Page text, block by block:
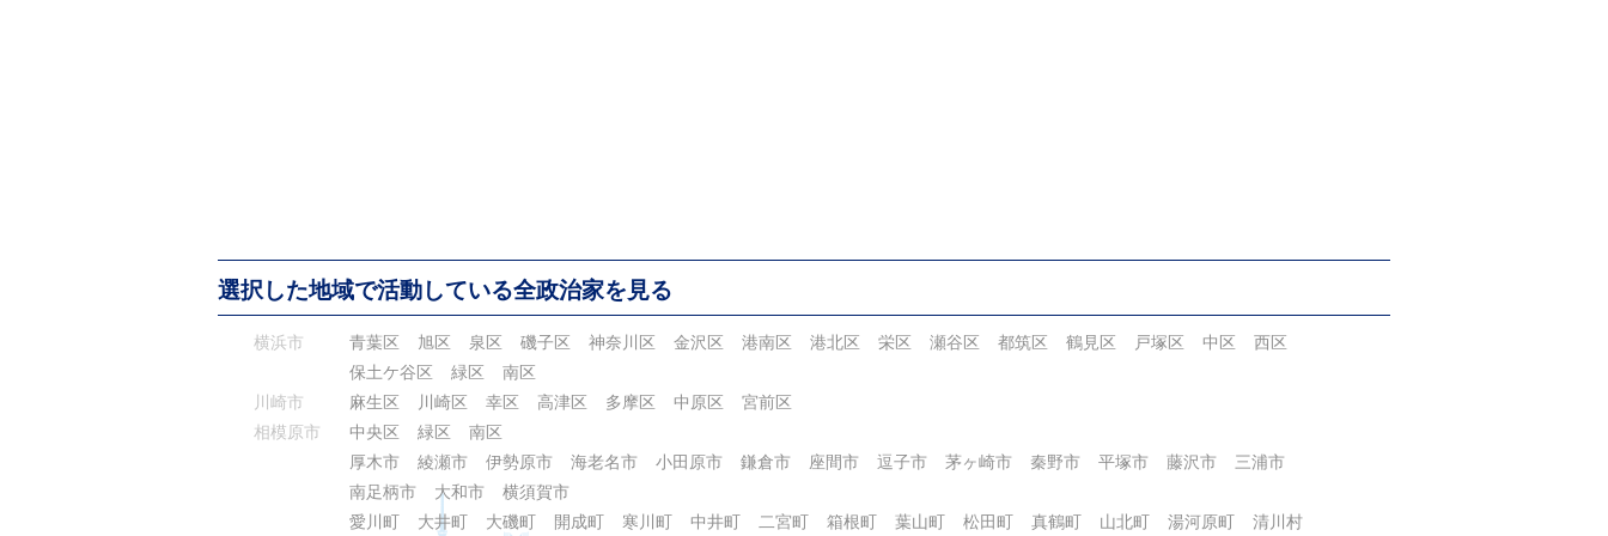
選択した地域で活動している全政治家を見る
横浜市 青葉区 旭区 泉区 磯子区 神奈川区 金沢区 港南区 港北区 栄区 瀬谷区 都筑区 鶴見区 戸塚区 中区
西区
保土ケ谷区
緑区
南区
川崎市
麻生区 川崎区 幸区 高津区 多摩区 中原区
宮前区
相模原市
中央区 緑区
南区
厚木市
綾瀬市 伊勢原市 海老名市 小田原市 鎌倉市 座間市 逗子市 茅ヶ崎市 秦野市 平塚市 藤沢市
三浦市
南足柄市
大和市
横須賀市
愛川町
大井町 大磯町 開成町 寒川町 中井町 二宮町 箱根町 葉山町 松田町 真鶴町 山北町 湯河原町 清川村